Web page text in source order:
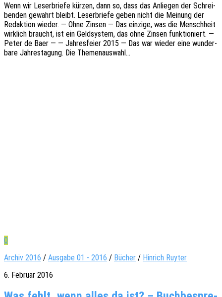
Wenn wir Leser­brie­fe kürzen, dann so, dass das Anlie­gen der Schrei­
ben­den gewahrt bleibt. Leser­brie­fe geben nicht die Meinung der
Redak­ti­on wieder. — Ohne Zinsen — Das einzi­ge, was die Mensch­heit
wirk­lich braucht, ist ein Geld­sys­tem, das ohne Zinsen funk­tio­niert. —
Peter de Baer — — Jahres­fei­er 2015 — Das war wieder eine wunder­
ba­re Jahres­ta­gung. Die Themenauswahl…
0
Archiv 2016 / Ausgabe 01 - 2016 / Bücher / Hin­rich Ruy­ter
6. Februar 2016